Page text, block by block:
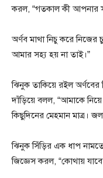
করল, “গতকাল কী আপনার
অর্ণব মাথা নিচু করে
আমার সহ্য হয় না তাই।”
ঝিনুক তাকিয়ে রইল অর্ণবের
দাঁড়িয়ে বলল, “আমাকে
কিছুদিনের মেহমান মাত্র।
ঝিনুক সিঁড়ির এক ধাপ
জিজ্ঞেস করল, “কোথায়